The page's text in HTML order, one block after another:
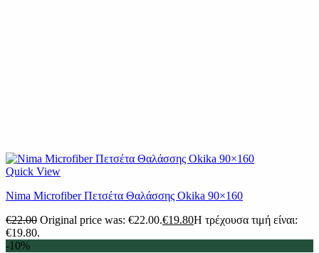
Quick View
Nima Microfiber Πετσέτα Θαλάσσης Okika 90×160
€22.00 Original price was: €22.00.€19.80Η τρέχουσα τιμή είναι:
€19.80.
-10%